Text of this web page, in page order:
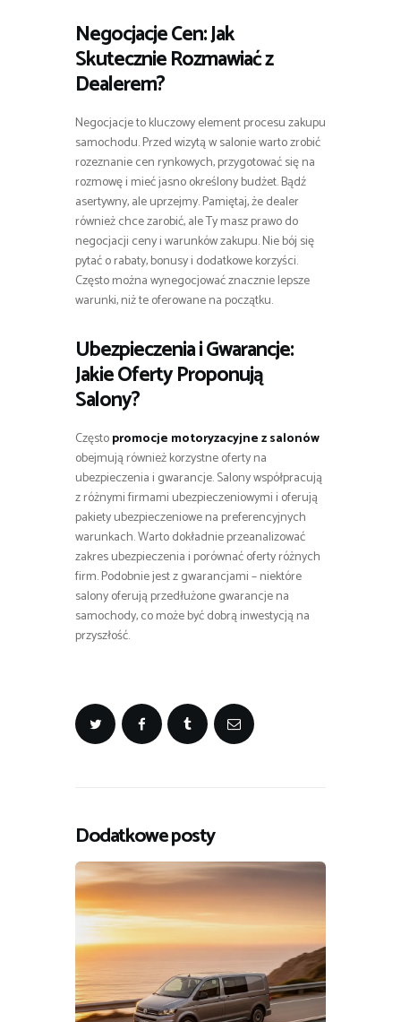
Negocjacje Cen: Jak
Skutecznie Rozmawiać z
Dealerem?
Negocjacje to kluczowy element procesu zakupu
samochodu. Przed wizytą w salonie warto zrobić
rozeznanie cen rynkowych, przygotować się na
rozmowę i mieć jasno określony budżet. Bądź
asertywny, ale uprzejmy. Pamiętaj, że dealer
również chce zarobić, ale Ty masz prawo do
negocjacji ceny i warunków zakupu. Nie bój się
pytać o rabaty, bonusy i dodatkowe korzyści.
Często można wynegocjować znacznie lepsze
warunki, niż te oferowane na początku.
Ubezpieczenia i Gwarancje:
Jakie Oferty Proponują
Salony?
Częstopromocje motoryzacyjne z salonów
obejmują również korzystne oferty na
ubezpieczenia i gwarancje. Salony współpracują
z różnymi firmami ubezpieczeniowymi i oferują
pakiety ubezpieczeniowe na preferencyjnych
warunkach. Warto dokładnie przeanalizować
zakres ubezpieczenia i porównać oferty różnych
firm. Podobnie jest z gwarancjami – niektóre
salony oferują przedłużone gwarancje na
samochody, co może być dobrą inwestycją na
przyszłość.
Dodatkowe posty